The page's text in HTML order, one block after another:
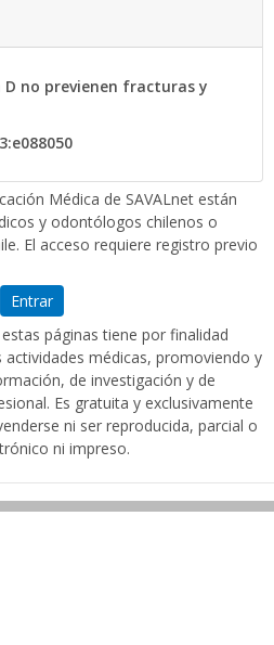
no previenen fracturas y
Médica de SAVALnet están
y odontólogos chilenos o
El acceso requiere registro previo
Entrar
páginas tiene por finalidad
médicas, promoviendo y
de investigación y de
Es gratuita y exclusivamente
ni ser reproducida, parcial o
ni impreso.